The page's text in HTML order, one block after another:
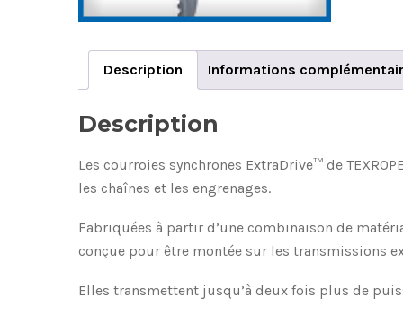
Description Informations
Description
Les courroies synchrones ExtraDrive™ de
les chaînes et les engrenages.
Fabriquées à partir d’une combinaison de
conçue pour être montée sur les transmissions
Elles transmettent jusqu’à deux fois plus de